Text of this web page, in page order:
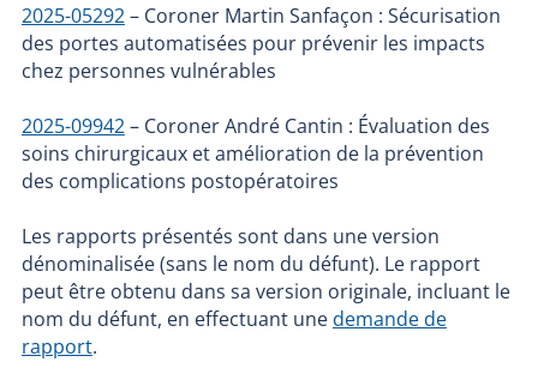
2025-05292– Coroner Martin Sanfaçon : Sécurisation
des portes automatisées pour prévenir les impacts
chez personnes vulnérables
2025-09942– Coroner André Cantin : Évaluation des
soins chirurgicaux et amélioration de la prévention
des complications postopératoires
Les rapports présentés sont dans une version
dénominalisée (sans le nom du défunt). Le rapport
peut être obtenu dans sa version originale, incluant le
nom du défunt, en effectuant unedemande de
rapport.